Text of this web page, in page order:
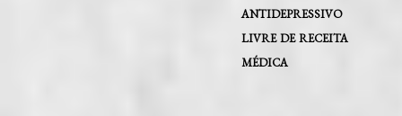
antidepressivo
livre de receita
médica